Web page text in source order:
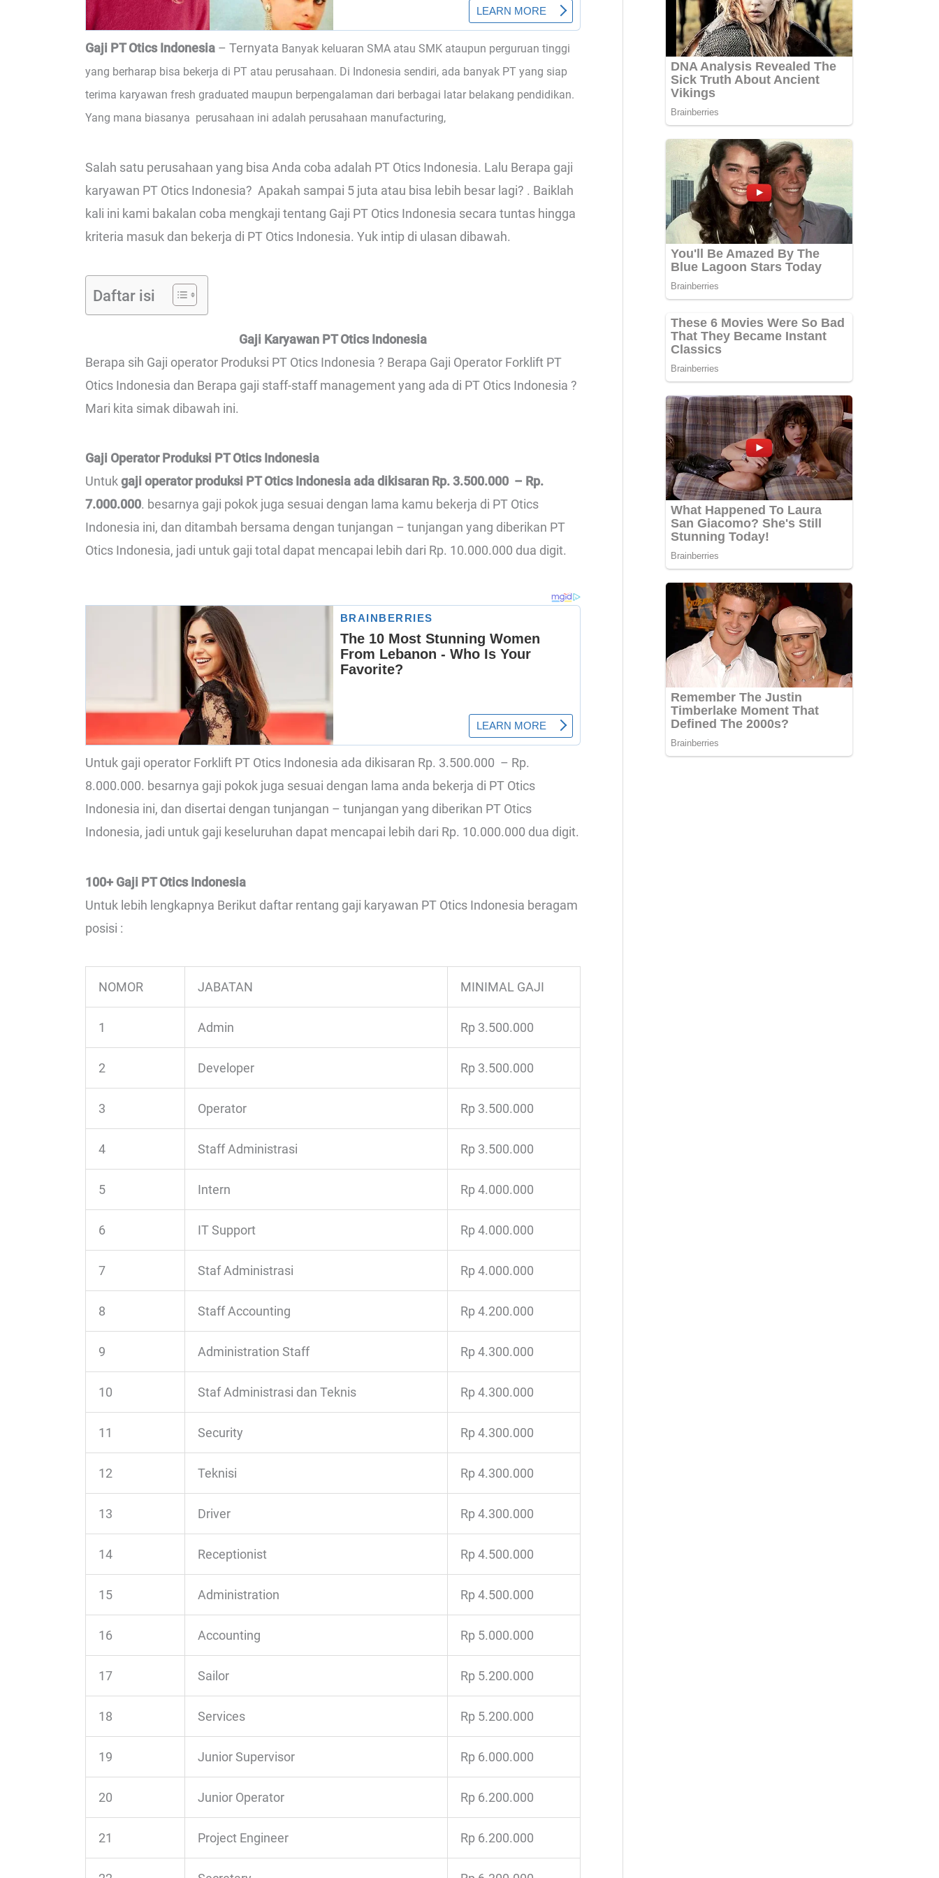
Gaji PT Otics Indonesia – Ternyata Banyak keluaran SMA atau SMK ataupun perguruan tinggi
yang berharap bisa bekerja di PT atau perusahaan. Di Indonesia sendiri, ada banyak PT yang siap
terima karyawan fresh graduated maupun berpengalaman dari berbagai latar belakang pendidikan.
Yang mana biasanya perusahaan ini adalah perusahaan manufacturing,
Salah satu perusahaan yang bisa Anda coba adalah PT Otics Indonesia. Lalu Berapa gaji
karyawan PT Otics Indonesia? Apakah sampai 5 juta atau bisa lebih besar lagi? . Baiklah
kali ini kami bakalan coba mengkaji tentang Gaji PT Otics Indonesia secara tuntas hingga
kriteria masuk dan bekerja di PT Otics Indonesia. Yuk intip di ulasan dibawah.
Daftar isi
Gaji Karyawan PT Otics Indonesia
Berapa sih Gaji operator Produksi PT Otics Indonesia ? Berapa Gaji Operator Forklift PT
Otics Indonesia dan Berapa gaji staff-staff management yang ada di PT Otics Indonesia ?
Mari kita simak dibawah ini.
Gaji Operator Produksi PT Otics Indonesia
Untukgaji operator produksi PT Otics Indonesia ada dikisaran Rp. 3.500.000 – Rp.
7.000.000. besarnya gaji pokok juga sesuai dengan lama kamu bekerja di PT Otics
Indonesia ini, dan ditambah bersama dengan tunjangan – tunjangan yang diberikan PT
Otics Indonesia, jadi untuk gaji total dapat mencapai lebih dari Rp. 10.000.000 dua digit.
Untuk gaji operator Forklift PT Otics Indonesia ada dikisaran Rp. 3.500.000 – Rp.
8.000.000. besarnya gaji pokok juga sesuai dengan lama anda bekerja di PT Otics
Indonesia ini, dan disertai dengan tunjangan – tunjangan yang diberikan PT Otics
Indonesia, jadi untuk gaji keseluruhan dapat mencapai lebih dari Rp. 10.000.000 dua digit.
100+ Gaji PT Otics Indonesia
Untuk lebih lengkapnya Berikut daftar rentang gaji karyawan PT Otics Indonesia beragam
posisi :
NOMOR JABATAN MINIMAL GAJI
1 Admin Rp 3.500.000
2 Developer Rp 3.500.000
3 Operator Rp 3.500.000
4 Staff Administrasi Rp 3.500.000
5 Intern Rp 4.000.000
6 IT Support Rp 4.000.000
7 Staf Administrasi Rp 4.000.000
8 Staff Accounting Rp 4.200.000
9 Administration Staff Rp 4.300.000
10 Staf Administrasi dan Teknis Rp 4.300.000
11 Security Rp 4.300.000
12 Teknisi Rp 4.300.000
13 Driver Rp 4.300.000
14 Receptionist Rp 4.500.000
15 Administration Rp 4.500.000
16 Accounting Rp 5.000.000
17 Sailor Rp 5.200.000
18 Services Rp 5.200.000
19 Junior Supervisor Rp 6.000.000
20 Junior Operator Rp 6.200.000
21 Project Engineer Rp 6.200.000